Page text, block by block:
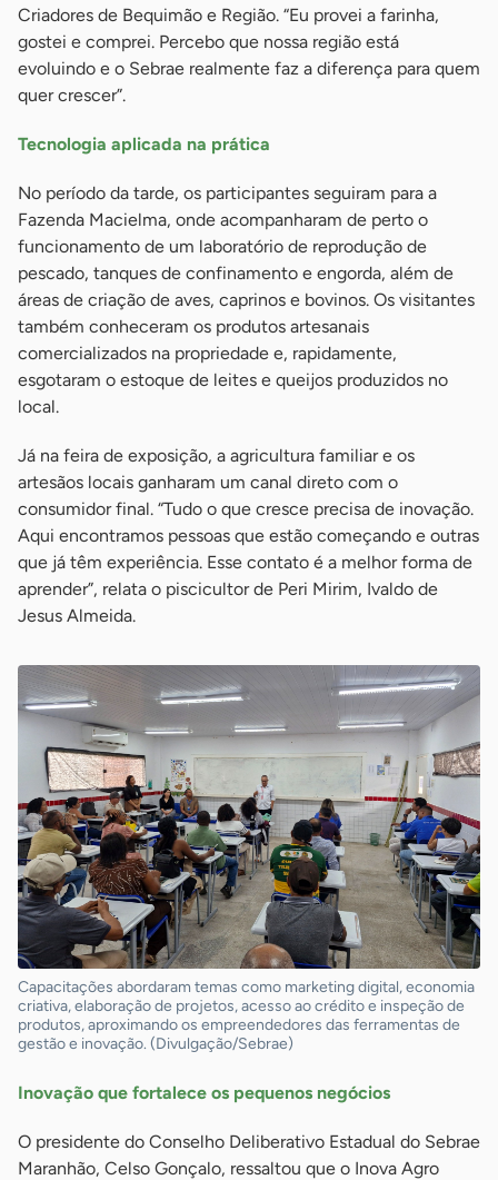
Criadores de Bequimão e Região. “Eu provei a farinha,
gostei e comprei. Percebo que nossa região está
evoluindo e o Sebrae realmente faz a diferença para quem
quer crescer”.
Tecnologia aplicada na prática
No período da tarde, os participantes seguiram para a
Fazenda Macielma, onde acompanharam de perto o
funcionamento de um laboratório de reprodução de
pescado, tanques de confinamento e engorda, além de
áreas de criação de aves, caprinos e bovinos. Os visitantes
também conheceram os produtos artesanais
comercializados na propriedade e, rapidamente,
esgotaram o estoque de leites e queijos produzidos no
local.
Já na feira de exposição, a agricultura familiar e os
artesãos locais ganharam um canal direto com o
consumidor final. “Tudo o que cresce precisa de inovação.
Aqui encontramos pessoas que estão começando e outras
que já têm experiência. Esse contato é a melhor forma de
aprender”, relata o piscicultor de Peri Mirim, Ivaldo de
Jesus Almeida.
Capacitações abordaram temas como marketing digital, economia
criativa, elaboração de projetos, acesso ao crédito e inspeção de
produtos, aproximando os empreendedores das ferramentas de
gestão e inovação. (Divulgação/Sebrae)
Inovação que fortalece os pequenos negócios
O presidente do Conselho Deliberativo Estadual do Sebrae
Maranhão, Celso Gonçalo, ressaltou que o Inova Agro